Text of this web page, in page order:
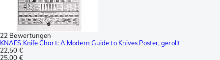
22 Bewertungen
KNAFS Knife Chart: A Modern Guide to Knives Poster, gerollt
22,50 €
25,00 €